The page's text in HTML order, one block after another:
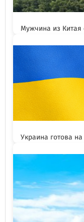
Мужчина из Китая
Украина готова